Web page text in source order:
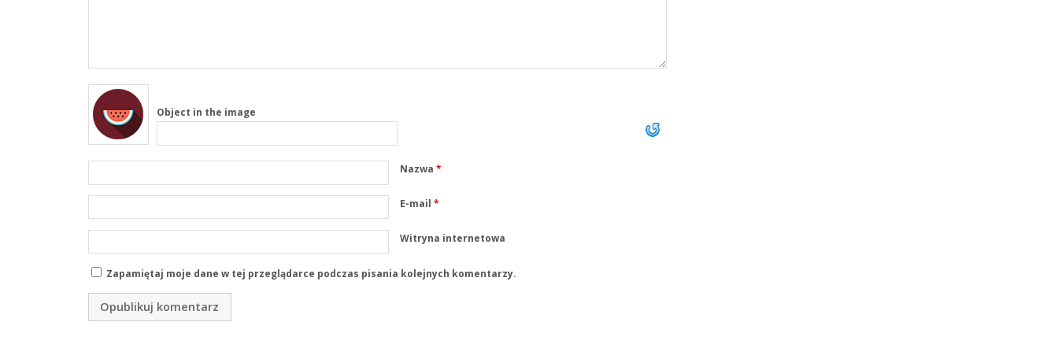
Object in the image
Nazwa *
E-mail *
Witryna internetowa
Zapamiętaj moje dane w tej przeglądarce podczas pisania kolejnych komentarzy.